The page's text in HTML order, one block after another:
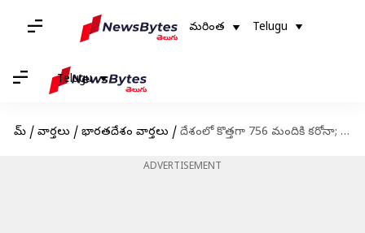
మరింత Telugu
Telugu
హోమ్ / వార్తలు / భారతదేశం వార్తలు / దేశంలో కొత్తగా 756 మందికి కరోనా; యాక్టివ్ కేసులు 8115
ADVERTISEMENT